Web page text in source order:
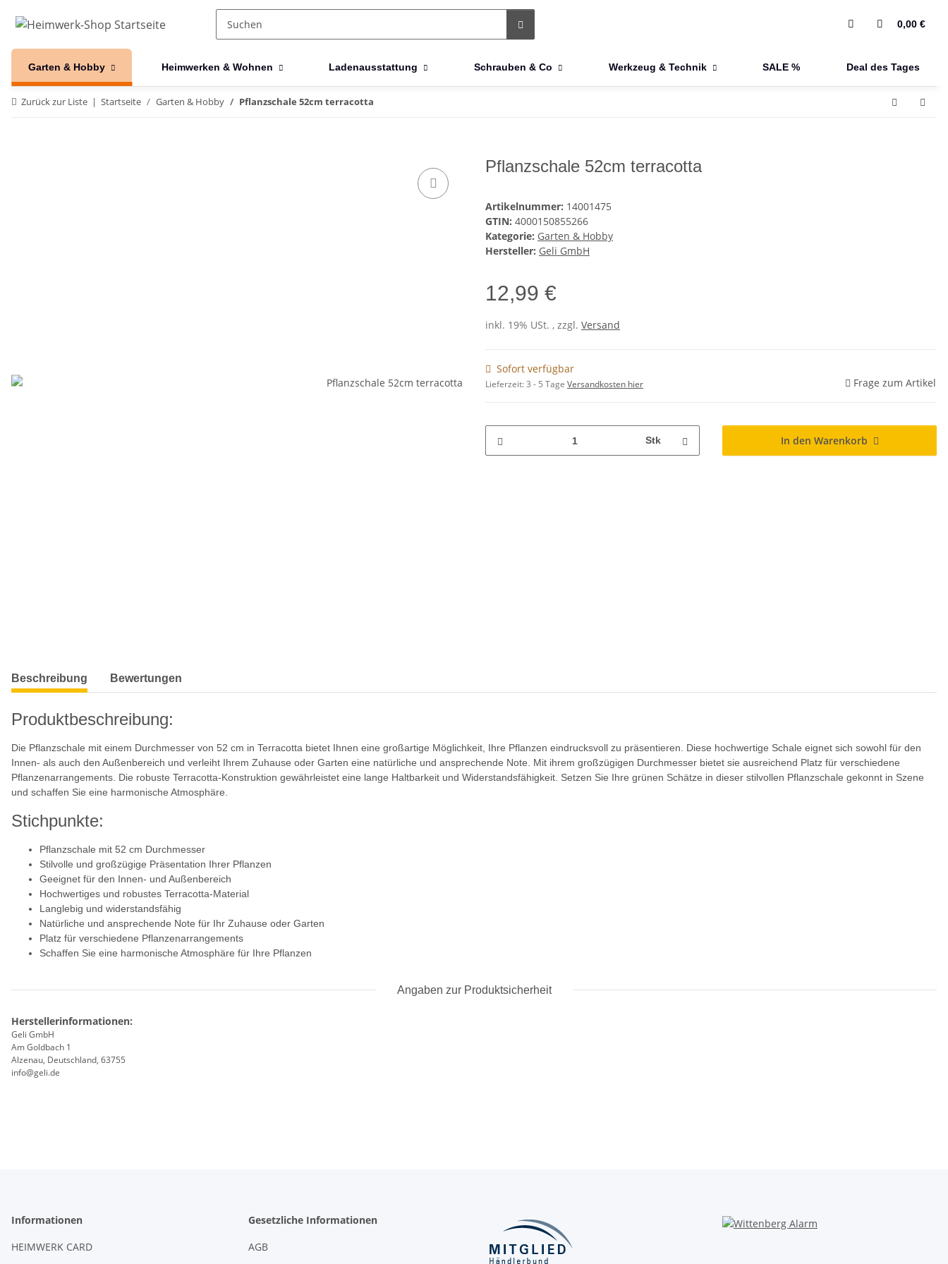
0,00 €
Garten & Hobby Heimwerken & Wohnen Ladenausstattung Schrauben & Co Werkzeug & Technik SALE % Deal des Tages
Zurück zur Liste Startseite Garten & Hobby Pflanzschale 52cm terracotta
Pflanzschale 52cm terracotta
Artikelnummer: 14001475
GTIN: 4000150855266
Kategorie: Garten & Hobby
Hersteller: Geli GmbH
12,99 €
inkl. 19% USt. , zzgl. Versand
Sofort verfügbar
Lieferzeit:3 - 5 Tage Versandkosten hier Frage zum Artikel
Stk In den Warenkorb
weitere Registerkarten anzeigen
Beschreibung Bewertungen
Produktbeschreibung:
Die Pflanzschale mit einem Durchmesser von 52 cm in Terracotta bietet Ihnen eine großartige Möglichkeit, Ihre Pflanzen eindrucksvoll zu präsentieren. Diese hochwertige Schale eignet sich sowohl für den
Innen- als auch den Außenbereich und verleiht Ihrem Zuhause oder Garten eine natürliche und ansprechende Note. Mit ihrem großzügigen Durchmesser bietet sie ausreichend Platz für verschiedene
Pflanzenarrangements. Die robuste Terracotta-Konstruktion gewährleistet eine lange Haltbarkeit und Widerstandsfähigkeit. Setzen Sie Ihre grünen Schätze in dieser stilvollen Pflanzschale gekonnt in Szene
und schaffen Sie eine harmonische Atmosphäre.
Stichpunkte:
Pflanzschale mit 52 cm Durchmesser
Stilvolle und großzügige Präsentation Ihrer Pflanzen
Geeignet für den Innen- und Außenbereich
Hochwertiges und robustes Terracotta-Material
Langlebig und widerstandsfähig
Natürliche und ansprechende Note für Ihr Zuhause oder Garten
Platz für verschiedene Pflanzenarrangements
Schaffen Sie eine harmonische Atmosphäre für Ihre Pflanzen
Angaben zur Produktsicherheit
Herstellerinformationen:
Geli GmbH
Am Goldbach 1
Alzenau, Deutschland, 63755
info@geli.de
Informationen
HEIMWERK CARD
Gesetzliche Informationen
AGB